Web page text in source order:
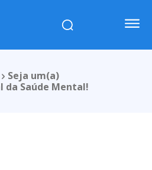
Seja um(a)
da Saúde Mental!